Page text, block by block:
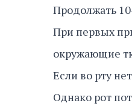
Продолжать
При первых
окружающие
Если во рту
Однако рот